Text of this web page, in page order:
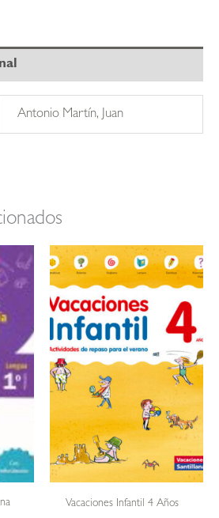
Antonio Martín, Juan
Vacaciones Infantil 4 Años